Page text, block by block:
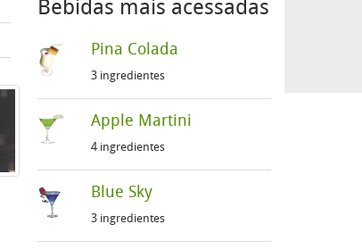
Bebidas mais acessadas
Pina Colada
3 ingredientes
Apple Martini
4 ingredientes
Blue Sky
3 ingredientes